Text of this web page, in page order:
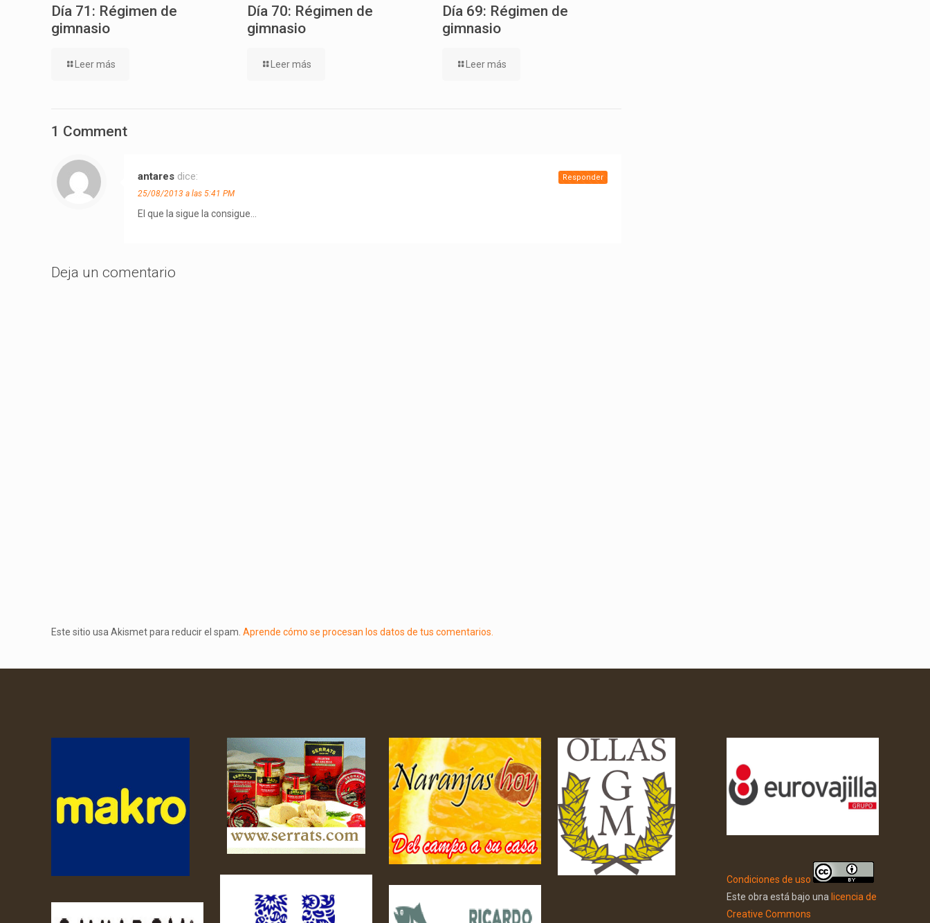
Día 71: Régimen de
gimnasio
Leer más
Día 70: Régimen de
gimnasio
Leer más
Día 69: Régimen de
gimnasio
Leer más
1 Comment
antares dice:
25/08/2013 a las 5:41 PM
El que la sigue la consigue…
Responder
Deja un comentario
Este sitio usa Akismet para reducir el spam. Aprende cómo se procesan los datos de tus comentarios.
Condiciones de uso
Este obra está bajo una licencia de
Creative Commons